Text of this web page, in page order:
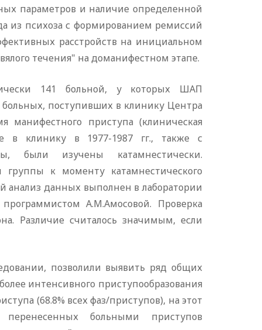
параметров и наличие определенной
из психоза с формированием ремиссий
расстройств на инициальном
течения" на доманифестном этапе.
141 больной, у которых ШАП
поступивших в клинику Центра
манифестного приступа (клиническая
в клинику в 1977-1987 гг., также с
были изучены катамнестически.
группы к моменту катамнестического
анализ данных выполнен в лаборатории
А.М.Амосовой. Проверка
Различие считалось значимым, если
позволили выявить ряд общих
интенсивного приступообразования
(68.8% всех фаз/приступов), на этот
больными приступов